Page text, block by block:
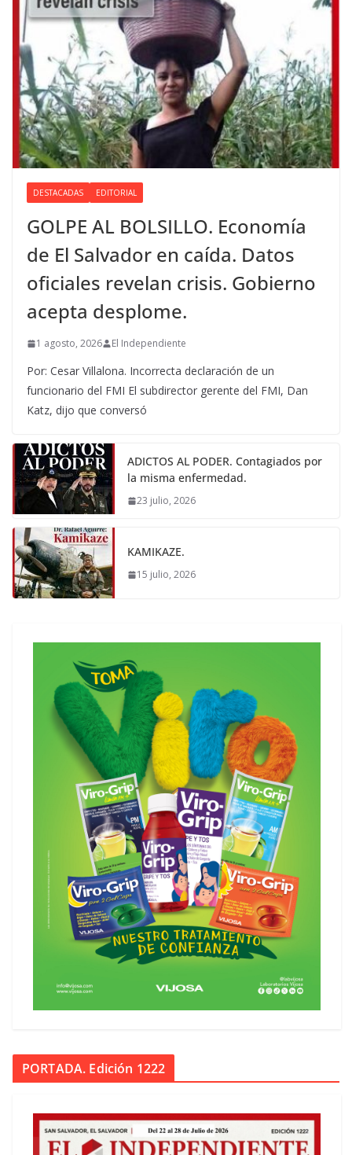
DESTACADAS EDITORIAL
GOLPE AL BOLSILLO. Economía
de El Salvador en caída. Datos
oficiales revelan crisis. Gobierno
acepta desplome.
1 agosto, 2026 El Independiente
Por: Cesar Villalona. Incorrecta declaración de un
funcionario del FMI El subdirector gerente del FMI, Dan
Katz, dijo que conversó
ADICTOS AL PODER. Contagiados por
la misma enfermedad.
23 julio, 2026
KAMIKAZE.
15 julio, 2026
PORTADA. Edición 1222